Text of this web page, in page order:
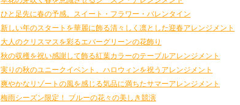
ひと足先に春の予感。スイート・フラワー・バレンタイン
新しい年のスタートを華麗に飾る清々しく凛とした迎春アレンジメント
大人のクリスマスを彩るエバーグリーンの花飾り
秋の収穫を祝い感謝して飾る紅葉カラーのテーブルアレンジメント
実りの秋のユニークイベント、ハロウィンを祝うアレンジメント
爽やかなリゾートの風を感じる気品に満ちたサマーアレンジメント
梅雨シーズン限定！ ブルーの花々の美しき競演